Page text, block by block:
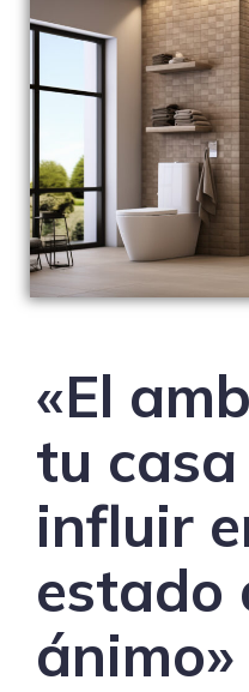
«El
tu
influir
estado
ánimo»